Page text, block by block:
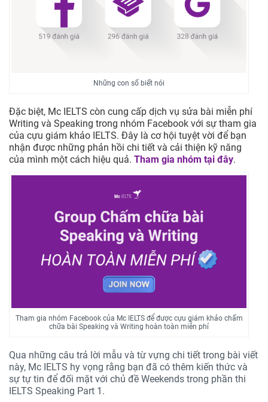
Những con số biết nói
Đặc biệt, Mc IELTS còn cung cấp dịch vụ sửa bài miễn phí
Writing và Speaking trong nhóm Facebook với sự tham gia
của cựu giám khảo IELTS. Đây là cơ hội tuyệt vời để bạn
nhận được những phản hồi chi tiết và cải thiện kỹ năng
của mình một cách hiệu quả. Tham gia nhóm tại đây.
Tham gia nhóm Facebook của Mc IELTS để được cựu giám khảo chấm
chữa bài Speaking và Writing hoàn toàn miễn phí
Qua những câu trả lời mẫu và từ vựng chi tiết trong bài viết
này, Mc IELTS hy vọng rằng bạn đã có thêm kiến thức và
sự tự tin để đối mặt với chủ đề Weekends trong phần thi
IELTS Speaking Part 1.